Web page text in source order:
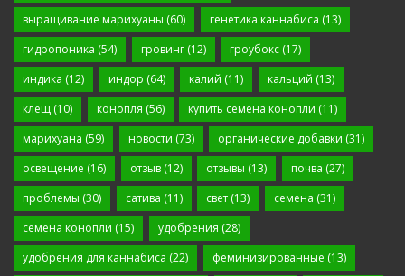
выращивание марихуаны (60) генетика каннабиса (13)
гидропоника (54) гровинг(12) гроубокс (17)
индика (12) индор (64) калий (11) кальций (13)
клещ (10) конопля (56) купить семена конопли (11)
марихуана (59) новости (73) органические добавки (31)
освещение (16) отзыв(12) отзывы (13) почва (27)
проблемы (30) сатива (11) свет (13) семена (31)
семена конопли (15) удобрения (28)
удобрения для каннабиса (22) феминизированные (13)